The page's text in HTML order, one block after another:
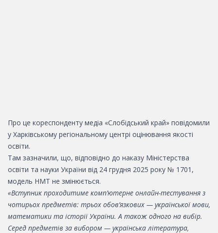
Про це кореспонденту медіа «Слобідський край» повідомили
у Харківському регіональному центрі оцінювання якості
освіти.
Там зазначили, що, відповідно до наказу Міністерства
освіти та науки України від 24 грудня 2025 року № 1701,
модель НМТ не змінюється.
«Вступник проходитиме комп’ютерне онлайн-тестування з
чотирьох предметів: трьох обов’язкових — української мови,
математики та історії України. А також одного на вибір.
Серед предметів за вибором — українська література,